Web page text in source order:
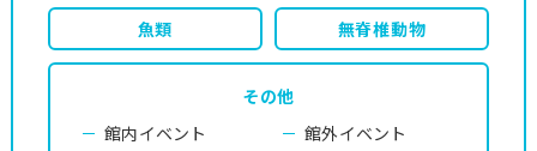
魚類 無脊椎動物
その他
館内イベント
館外イベント